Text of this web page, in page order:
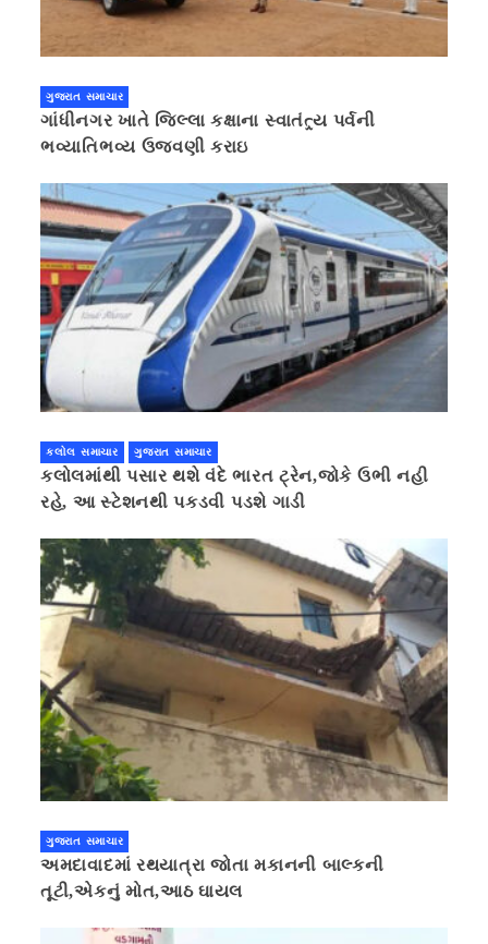
ગુજરાત સમાચાર
ગાંધીનગર ખાતે જિલ્લા કક્ષાના સ્વાતંત્ર્ય પર્વની
ભવ્યાતિભવ્ય ઉજવણી કરાઇ
કલોલ સમાચાર ગુજરાત સમાચાર
કલોલમાંથી પસાર થશે વંદે ભારત ટ્રેન,જોકે ઉભી નહી
રહે, આ સ્ટેશનથી પકડવી પડશે ગાડી
ગુજરાત સમાચાર
અમદાવાદમાં રથયાત્રા જોતા મકાનની બાલ્કની
તૂટી,એકનું મોત,આઠ ઘાયલ